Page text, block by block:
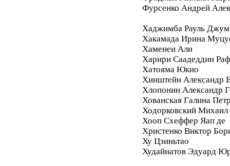
Фурсенко Андрей
Хаджимба Рауль
Хакамада Ирина
Хаменеи Али
Харири Саадеддин
Хатояма Юкио
Хинштейн Александр
Хлопонин Александр
Хованская Галина
Ходорковский Михаил
Хооп Схеффер Яап де
Христенко Виктор
Ху Цзиньтао
Худайнатов Эдуард